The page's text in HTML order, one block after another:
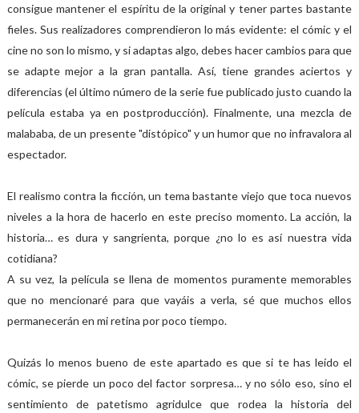
consigue mantener el espíritu de la original y tener partes bastante
fieles. Sus realizadores comprendieron lo más evidente: el cómic y el
cine no son lo mismo, y si adaptas algo, debes hacer cambios para que
se adapte mejor a la gran pantalla. Así, tiene grandes aciertos y
diferencias (el último número de la serie fue publicado justo cuando la
película estaba ya en postproducción). Finalmente, una mezcla de
malababa, de un presente "distópico" y un humor que no infravalora al
espectador.
El realismo contra la ficción, un tema bastante viejo que toca nuevos
niveles a la hora de hacerlo en este preciso momento. La acción, la
historia… es dura y sangrienta, porque ¿no lo es así nuestra vida
cotidiana?
A su vez, la película se llena de momentos puramente memorables
que no mencionaré para que vayáis a verla, sé que muchos ellos
permanecerán en mi retina por poco tiempo.
Quizás lo menos bueno de este apartado es que si te has leído el
cómic, se pierde un poco del factor sorpresa… y no sólo eso, sino el
sentimiento de patetismo agridulce que rodea la historia del